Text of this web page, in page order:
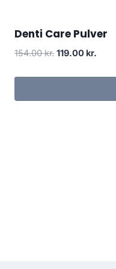
Denti Care Pulver
154.00kr. Den
119.00 kr.